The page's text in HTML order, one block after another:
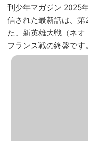
刊少年マガジン 2025
信された最新話は、
た。新英雄大戦（ネ
フランス戦の終盤です。